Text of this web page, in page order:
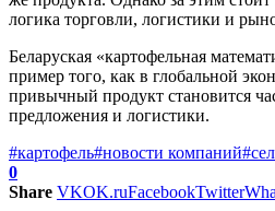
логика торговли, логистики и
Беларуская «картофельная
пример того, как в глобальной
привычный продукт становится
предложения и логистики.
#картофель#новости компаний
0
Share VKOK.ruFacebookTwitter